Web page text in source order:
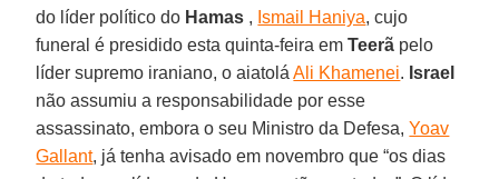
do líder político do Hamas , Ismail Haniya, cujo
funeral é presidido esta quinta-feira emTeerã pelo
líder supremo iraniano, o aiatoláAli Khamenei. Israel
não assumiu a responsabilidade por esse
assassinato, embora o seu Ministro da Defesa,Yoav
Gallant, já tenha avisado em novembro que “os dias